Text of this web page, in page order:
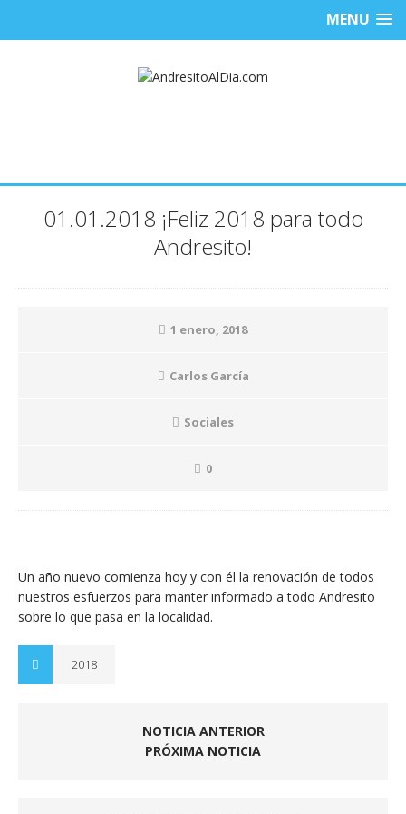
MENU
01.01.2018 ¡Feliz 2018 para todo
Andresito!
1 enero, 2018
Carlos García
Sociales
0
Un año nuevo comienza hoy y con él la renovación de todos
nuestros esfuerzos para manter informado a todo Andresito
sobre lo que pasa en la localidad.
2018
NOTICIA ANTERIOR
PRÓXIMA NOTICIA